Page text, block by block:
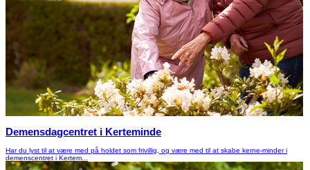
Demensdagcentret i Kerteminde
Har du lyst til at være med på holdet som frivillig, og være med til at skabe kerne-minder i
demenscentret i Kertem...